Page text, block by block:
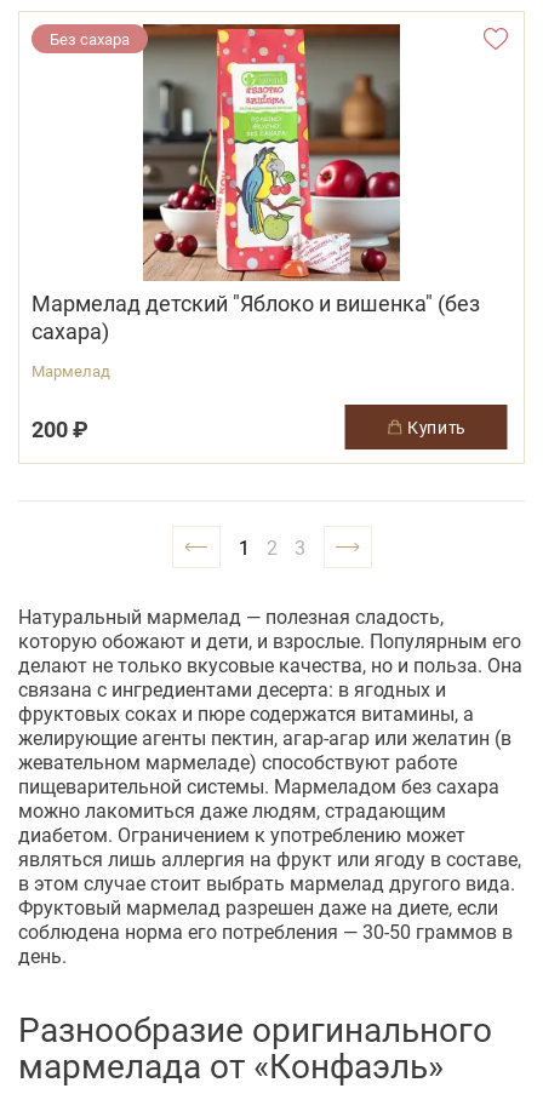
Без сахара
Мармелад детский "Яблоко и вишенка" (без
сахара)
Мармелад
200 ₽ купить
1 2 3
Натуральный мармелад — полезная сладость,
которую обожают и дети, и взрослые. Популярным его
делают не только вкусовые качества, но и польза. Она
связана с ингредиентами десерта: в ягодных и
фруктовых соках и пюре содержатся витамины, а
желирующие агенты пектин, агар-агар или желатин (в
жевательном мармеладе) способствуют работе
пищеварительной системы. Мармеладом без сахара
можно лакомиться даже людям, страдающим
диабетом. Ограничением к употреблению может
являться лишь аллергия на фрукт или ягоду в составе,
в этом случае стоит выбрать мармелад другого вида.
Фруктовый мармелад разрешен даже на диете, если
соблюдена норма его потребления — 30-50 граммов в
день.
Разнообразие оригинального
мармелада от «Конфаэль»